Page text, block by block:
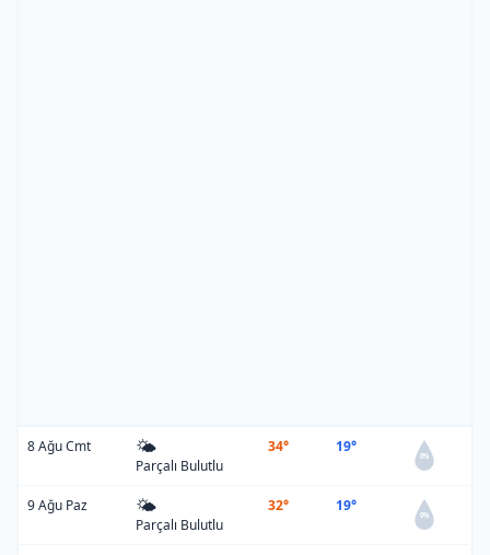
8 Ağu Cmt 🌤️
Parçalı Bulutlu
34° 19°
0%
9 Ağu Paz 🌤️
Parçalı Bulutlu
32° 19°
0%